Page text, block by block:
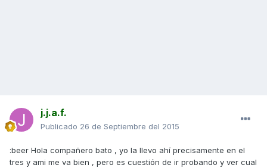
j.j.a.f.
Publicado 26 de Septiembre del 2015
:beer Hola compañero bato , yo la llevo ahí precisamente en el
tres y ami me va bien , pero es cuestión de ir probando y ver cual